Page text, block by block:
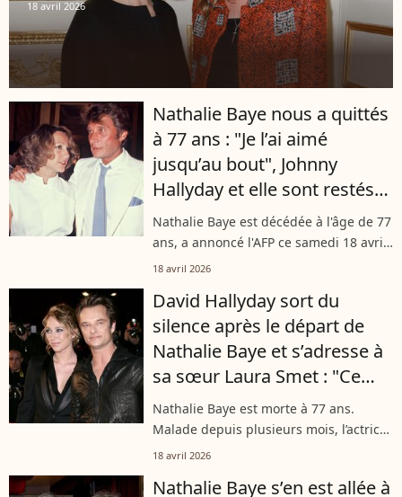
18 avril 2026
Nathalie Baye nous a quittés
à 77 ans : "Je l’ai aimé
jusqu’au bout", Johnny
Hallyday et elle sont restés
liés jusqu’à la fin
Nathalie Baye est décédée à l'âge de 77
ans, a annoncé l'AFP ce samedi 18 avril
2026. Au cours de sa longue carrière,
parmi lesquels le père de...
18 avril 2026
David Hallyday sort du
silence après le départ de
Nathalie Baye et s’adresse à
sa sœur Laura Smet : "Ce
n'est pas possible"
Nathalie Baye est morte à 77 ans.
Malade depuis plusieurs mois, l’actrice
s’est éteinte vendredi 17 avril à son
bouleversé ses proches, dont...
18 avril 2026
Nathalie Baye s’en est allée à